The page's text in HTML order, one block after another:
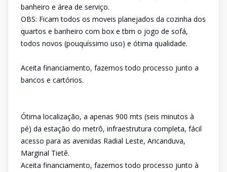
banheiro e área de serviço.
OBS: Ficam todos os moveis planejados da cozinha dos
quartos e banheiro com box e tbm o jogo de sofá,
todos novos (pouquíssimo uso) e ótima qualidade.
Aceita financiamento, fazemos todo processo junto a
bancos e cartórios.
Ótima localização, a apenas 900 mts (seis minutos à
pé) da estação do metrô, infraestrutura completa, fácil
acesso para as avenidas Radial Leste, Aricanduva,
Marginal Tietê.
Aceita financiamento, fazemos todo processo junto à